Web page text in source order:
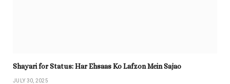
Shayari for Status: Har Ehsaas Ko Lafzon Mein Sajao
JULY 30, 2025